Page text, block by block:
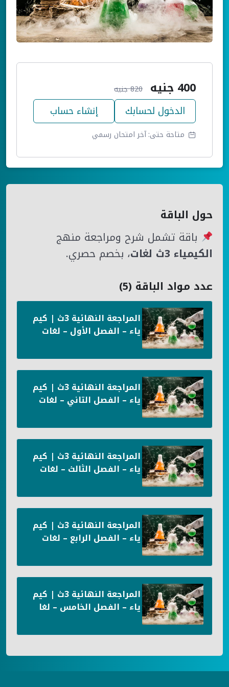
400 جنيه 820جنيه
الدخول لحسابك إنشاء حساب
متاحة حتى:آخر امتحان رسمي
حول الباقة
باقة تشمل شرح ومراجعة منهج
الكيمياء 3ث لغات
، بخصم حصري.
عدد مواد الباقة (5)
المراجعة النهائية 3ث | كيم
ياء – الفصل الأول – لغات
المراجعة النهائية 3ث | كيم
ياء – الفصل التاني – لغات
المراجعة النهائية 3ث | كيم
ياء – الفصل الثالث – لغات
المراجعة النهائية 3ث | كيم
ياء – الفصل الرابع – لغات
المراجعة النهائية 3ث | كيم
ياء – الفصل الخامس – لغا